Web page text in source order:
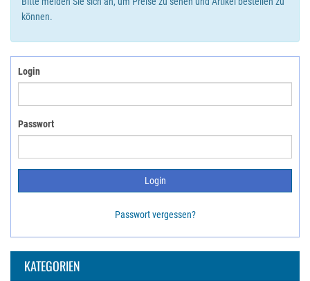
können.
Login
Passwort
Passwort vergessen?
KATEGORIEN